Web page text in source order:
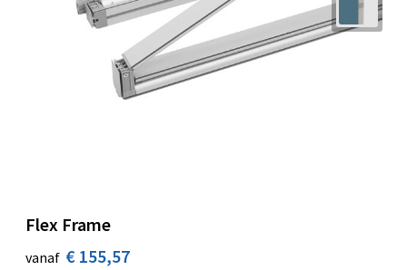
Flex Frame
vanaf € 155,57